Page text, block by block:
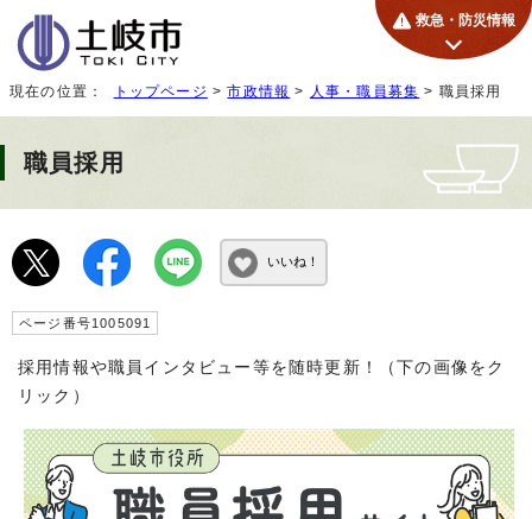
救急・防災情報
現在の位置： トップページ >市政情報 > 人事・職員募集 > 職員採用
職員採用
いいね！
ページ番号1005091
採用情報や職員インタビュー等を随時更新！（下の画像をク
リック）